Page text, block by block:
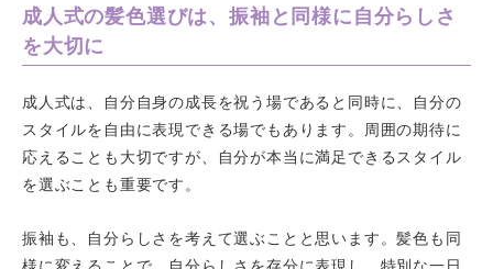
成人式の髪色選びは、振袖と同様に自分らしさ
を大切に
成人式は、自分自身の成長を祝う場であると同時に、自分の
スタイルを自由に表現できる場でもあります。周囲の期待に
応えることも大切ですが、自分が本当に満足できるスタイル
を選ぶことも重要です。
振袖も、自分らしさを考えて選ぶことと思います。髪色も同